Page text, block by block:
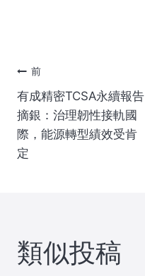
投
稿
ナ
ー
前
有成精密TCSA永續報告
摘銀：治理韌性接軌國
際，能源轉型績效受肯
定
類似投稿